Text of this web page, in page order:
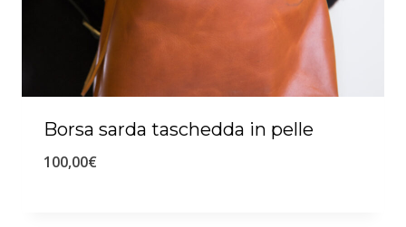
Borsa sarda taschedda in pelle
100,00€